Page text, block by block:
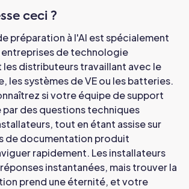
ceci ?
préparation à l'AI est spécialement
entreprises de technologie
distributeurs travaillant avec le
les systèmes de VE ou les batteries.
si votre équipe de support
par des questions techniques
tout en étant assise sur
de documentation produit
rapidement. Les installateurs
instantanées, mais trouver la
prend une éternité, et votre